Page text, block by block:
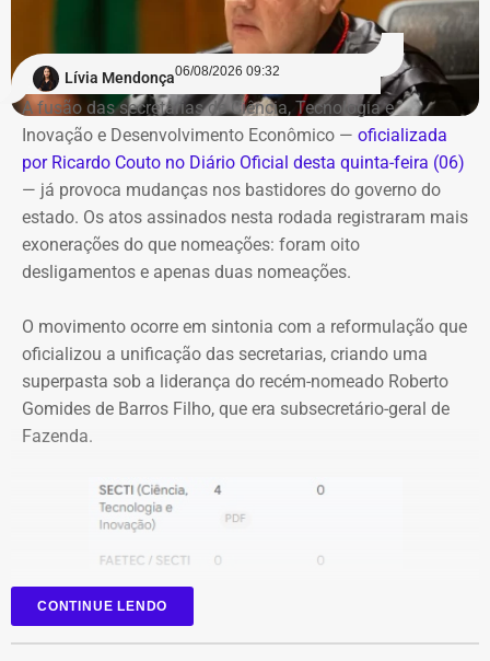
cadastrados poderão utilizar a unidade de Charitas sem
necessidade de um novo cadastro.
Também haverá um aplicativo para consulta da
disponibilidade de vagas e realização de pré-cadastro.
Além da inauguração do bicicletário, a prefeitura prevê
uma reorganização do entorno da estação de Charitas,
com readequação das vagas de estacionamento e
reforço da fiscalização para coibir o estacionamento
Com informações do jornal “O Globo”.
Lívia Mendonça06/08/2026 09:32
A fusão das secretarias de Ciência, Tecnologia e
Inovação e Desenvolvimento Econômico — oficializada
por Ricardo Couto no Diário Oficial desta quinta-feira (06)
— já provoca mudanças nos bastidores do governo do
estado. Os atos assinados nesta rodada registraram mais
exonerações do que nomeações: foram oito
desligamentos e apenas duas nomeações.
O movimento ocorre em sintonia com a reformulação que
oficializou a unificação das secretarias, criando uma
superpasta sob a liderança do recém-nomeado Roberto
Gomides de Barros Filho, que era subsecretário-geral de
Fazenda.
CONTINUE LENDO